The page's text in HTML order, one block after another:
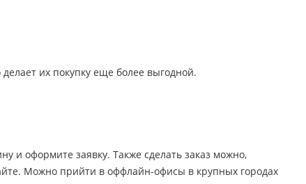
их покупку еще более выгодной.
и оформите заявку. Также сделать заказ можно,
Можно прийти в оффлайн-офисы в крупных городах